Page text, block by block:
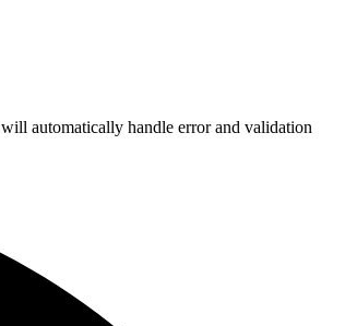
will automatically handle error and validation